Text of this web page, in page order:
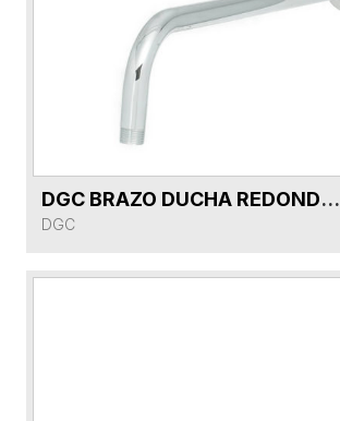
VER FICHA DEL PRODUCTODGC BRAZO DUCHA REDONDO 40cm DG5D351-CR CROMO R04
DGC